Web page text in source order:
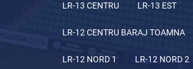
LR-13 CENTRU LR-13 EST
LR-12 CENTRU BARAJ TOAMNA
LR-12 NORD 1 LR-12 NORD 2